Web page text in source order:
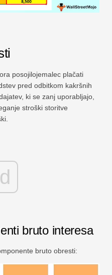
posojilojemalec plačati
pred odbitkom kakršnih
ki se zanj uporabljajo,
stroški storitve
bruto interesa
bruto obresti: